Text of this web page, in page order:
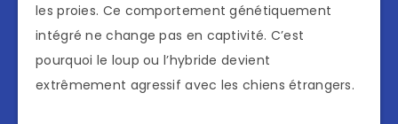
les proies. Ce comportement génétiquement
intégré ne change pas en captivité. C’est
pourquoi le loup ou l’hybride devient
extrêmement agressif avec les chiens étrangers.